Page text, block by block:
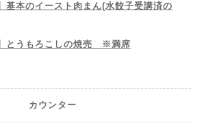
基本のイースト肉まん(水餃子受講済の
とうもろこしの焼売 ※満席
カウンター